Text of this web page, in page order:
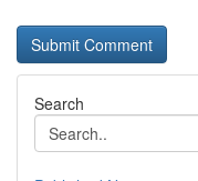
Search